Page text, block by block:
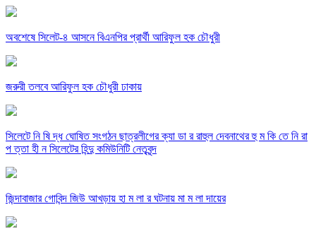
অবশেষে সিলেট-৪ আসনে বিএনপির প্রার্থী আরিফুল হক চৌধুরী
জরুরী তলবে আরিফুল হক চৌধুরী ঢাকায়
সিলেটে নি ষি দ্ধ ঘোষিত সংগঠন ছাত্রলীগের ক্যা ডা র রাহুল দেবনাথের হু ম কি তে নি রা
প ত্তা হী ন সিলেটের হিন্দু কমিউনিটি নেতৃবৃন্দ
জিন্দাবাজার গোবিন্দ জিউ আখড়ায় হা ম লা র ঘটনায় মা ম লা দায়ের